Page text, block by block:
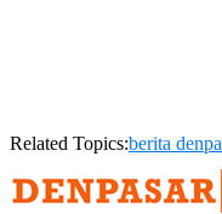
Related Topics:berita